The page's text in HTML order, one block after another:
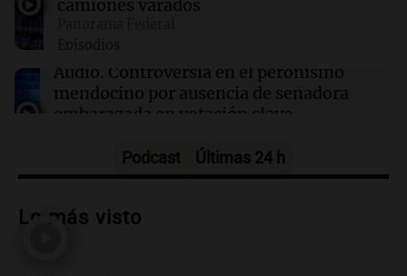
Fieles celebran a San Cayetano en Córdoba
pidiendo pan, paz y trabajo
camiones varados
Episodios
Audio. Controversia en el peronismo
mendocino por ausencia de senadora
embarazada en votación clave
Audio.Mateo Bouniba, joven de Villa
en Estados Unidos
Podcast Últimas 24 h
Lo más visto